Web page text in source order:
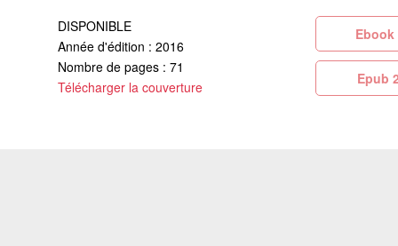
DISPONIBLE
Année d'édition : 2016
Nombre de pages : 71
Télécharger la couverture